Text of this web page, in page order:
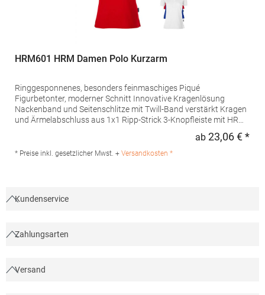
HRM601 HRM Damen Polo Kurzarm
Ringgesponnenes, besonders feinmaschiges Piqué
Figurbetonter, moderner Schnitt Innovative Kragenlösung
Nackenband und Seitenschlitze mit Twill-Band verstärkt Kragen
und Ärmelabschluss aus 1x1 Ripp-Strick 3-Knopfleiste mit HRM-
waschbarTrockner geeignetGrammatur: 180
textil.de
ab 23,06 € *
* Preise inkl. gesetzlicher Mwst. + Versandkosten *
Kundenservice
Zahlungsarten
Versand